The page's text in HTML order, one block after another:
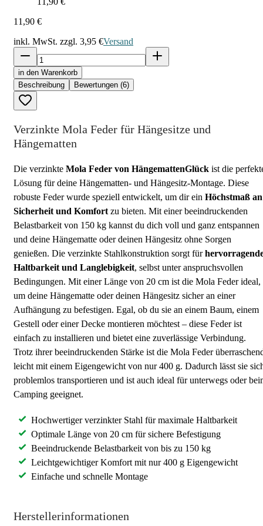
11,90 €
inkl. MwSt. zzgl. 3,95 €Versand
in den Warenkorb
Beschreibung
Bewertungen (6)
Verzinkte Mola Feder für Hängesitze und
Hängematten
Die verzinkte Mola Feder von HängemattenGlück ist die
Lösung für deine Hängematten- und Hängesitz-Montage. Diese
robuste Feder wurde speziell entwickelt, um dir ein Höchstmaß an
Sicherheit und Komfort zu bieten. Mit einer beeindruckenden
Belastbarkeit von 150 kg kannst du dich voll und ganz entspannen
und deine Hängematte oder deinen Hängesitz ohne Sorgen
genießen. Die verzinkte Stahlkonstruktion sorgt für
Haltbarkeit und Langlebigkeit, selbst unter anspruchsvollen
Bedingungen. Mit einer Länge von 20 cm ist die Mola Feder ideal,
um deine Hängematte oder deinen Hängesitz sicher an einer
Aufhängung zu befestigen. Egal, ob du sie an einem Baum, einem
Gestell oder einer Decke montieren möchtest – diese Feder ist
einfach zu installieren und bietet eine zuverlässige Verbindung.
Trotz ihrer beeindruckenden Stärke ist die Mola Feder
leicht mit einem Eigengewicht von nur 400 g. Dadurch lässt sie
problemlos transportieren und ist auch ideal für unterwegs oder
Camping geeignet.
Hochwertiger verzinkter Stahl für maximale Haltbarkeit
Optimale Länge von 20 cm für sichere Befestigung
Beeindruckende Belastbarkeit von bis zu 150 kg
Leichtgewichtiger Komfort mit nur 400 g Eigengewicht
Einfache und schnelle Montage
Herstellerinformationen